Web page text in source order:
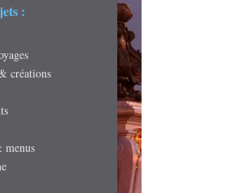
:
créations
menus